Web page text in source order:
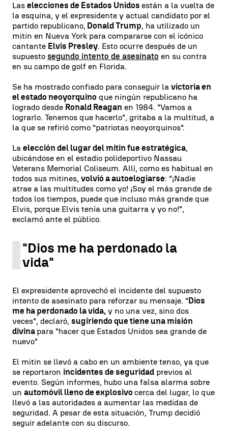
Las elecciones de Estados Unidos están a la vuelta de
la esquina, y el expresidente y actual candidato por el
partido republicano, Donald Trump, ha utilizado un
mitin en Nueva York para compararse con el icónico
cantante Elvis Presley. Esto ocurre después de un
supuesto segundo intento de asesinato en su contra
en su campo de golf en Florida.
Se ha mostrado confiado para conseguir la victoria en
el estado neoyorquino que ningún republicano ha
logrado desde Ronald Reagan en 1984. "Vamos a
lograrlo. Tenemos que hacerlo", gritaba a la multitud, a
la que se refirió como "patriotas neoyorquinos".
La elección del lugar del mitin fue estratégica,
ubicándose en el estadio polideportivo Nassau
Veterans Memorial Coliseum. Allí, como es habitual en
todos sus mitines, volvió a autoelogiarse: "¡Nadie
atrae a las multitudes como yo! ¡Soy el más grande de
todos los tiempos, puede que incluso más grande que
Elvis, porque Elvis tenía una guitarra y yo no!",
exclamó ante el público.
"Dios me ha perdonado la
vida"
El expresidente aprovechó el incidente del supuesto
intento de asesinato para reforzar su mensaje. "Dios
me ha perdonado la vida, y no una vez, sino dos
veces", declaró, sugiriendo que tiene una misión
divinapara "hacer que Estados Unidos sea grande de
nuevo"
El mitin se llevó a cabo en un ambiente tenso, ya que
se reportaron incidentes de seguridad previos al
evento. Según informes, hubo una falsa alarma sobre
un automóvil lleno de explosivo cerca del lugar, lo que
llevó a las autoridades a aumentar las medidas de
seguridad. A pesar de esta situación, Trump decidió
seguir adelante con su discurso.